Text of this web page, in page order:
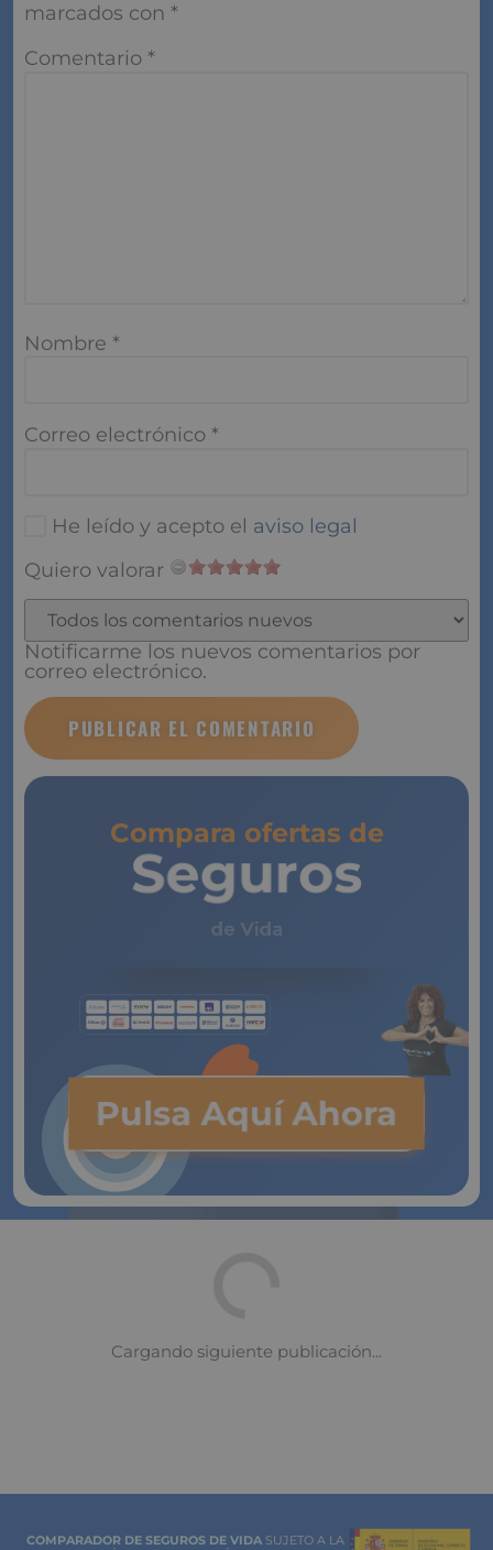
marcados con *
Comentario *
Nombre *
Correo electrónico *
He leído y acepto el aviso legal
Quiero valorar
Notificarme los nuevos comentarios por
correo electrónico.
Compara ofertas de
Seguros
de Vida
Pulsa Aquí Ahora
COMPARADOR DE SEGUROS DE VIDA SUJETO A LA